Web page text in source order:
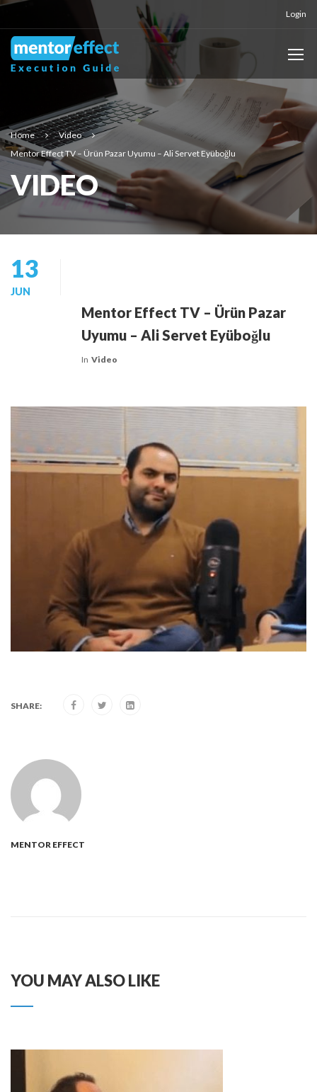
Login
Home
Video
Mentor Effect TV – Ürün Pazar Uyumu – Ali Servet Eyüboğlu
VIDEO
13
JUN
Mentor Effect TV – Ürün Pazar
Uyumu – Ali Servet Eyüboğlu
In Video
SHARE:
MENTOR EFFECT
YOU MAY ALSO LIKE